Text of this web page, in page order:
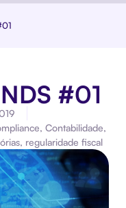
#01
, Contabilidade,
, regularidade fiscal